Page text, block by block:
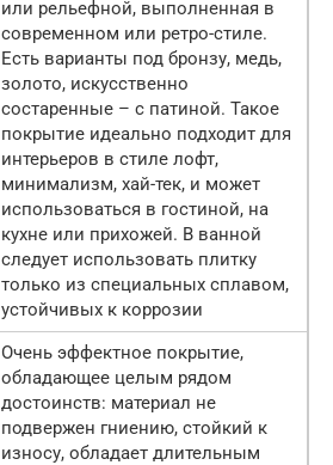
или рельефной, выполненная в
современном или ретро-стиле.
Есть варианты под бронзу, медь,
золото, искусственно
состаренные – с патиной. Такое
покрытие идеально подходит для
интерьеров в стиле лофт,
минимализм, хай-тек, и может
использоваться в гостиной, на
кухне или прихожей. В ванной
следует использовать плитку
только из специальных сплавом,
устойчивых к коррозии
Очень эффектное покрытие,
обладающее целым рядом
достоинств: материал не
подвержен гниению, стойкий к
износу, обладает длительным